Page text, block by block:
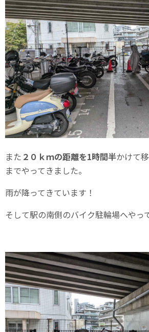
また ２０ｋｍの距離を1時間半かけて
までやってきました。
雨が降ってきています！
そして駅の南側のバイク駐輪場へやっ